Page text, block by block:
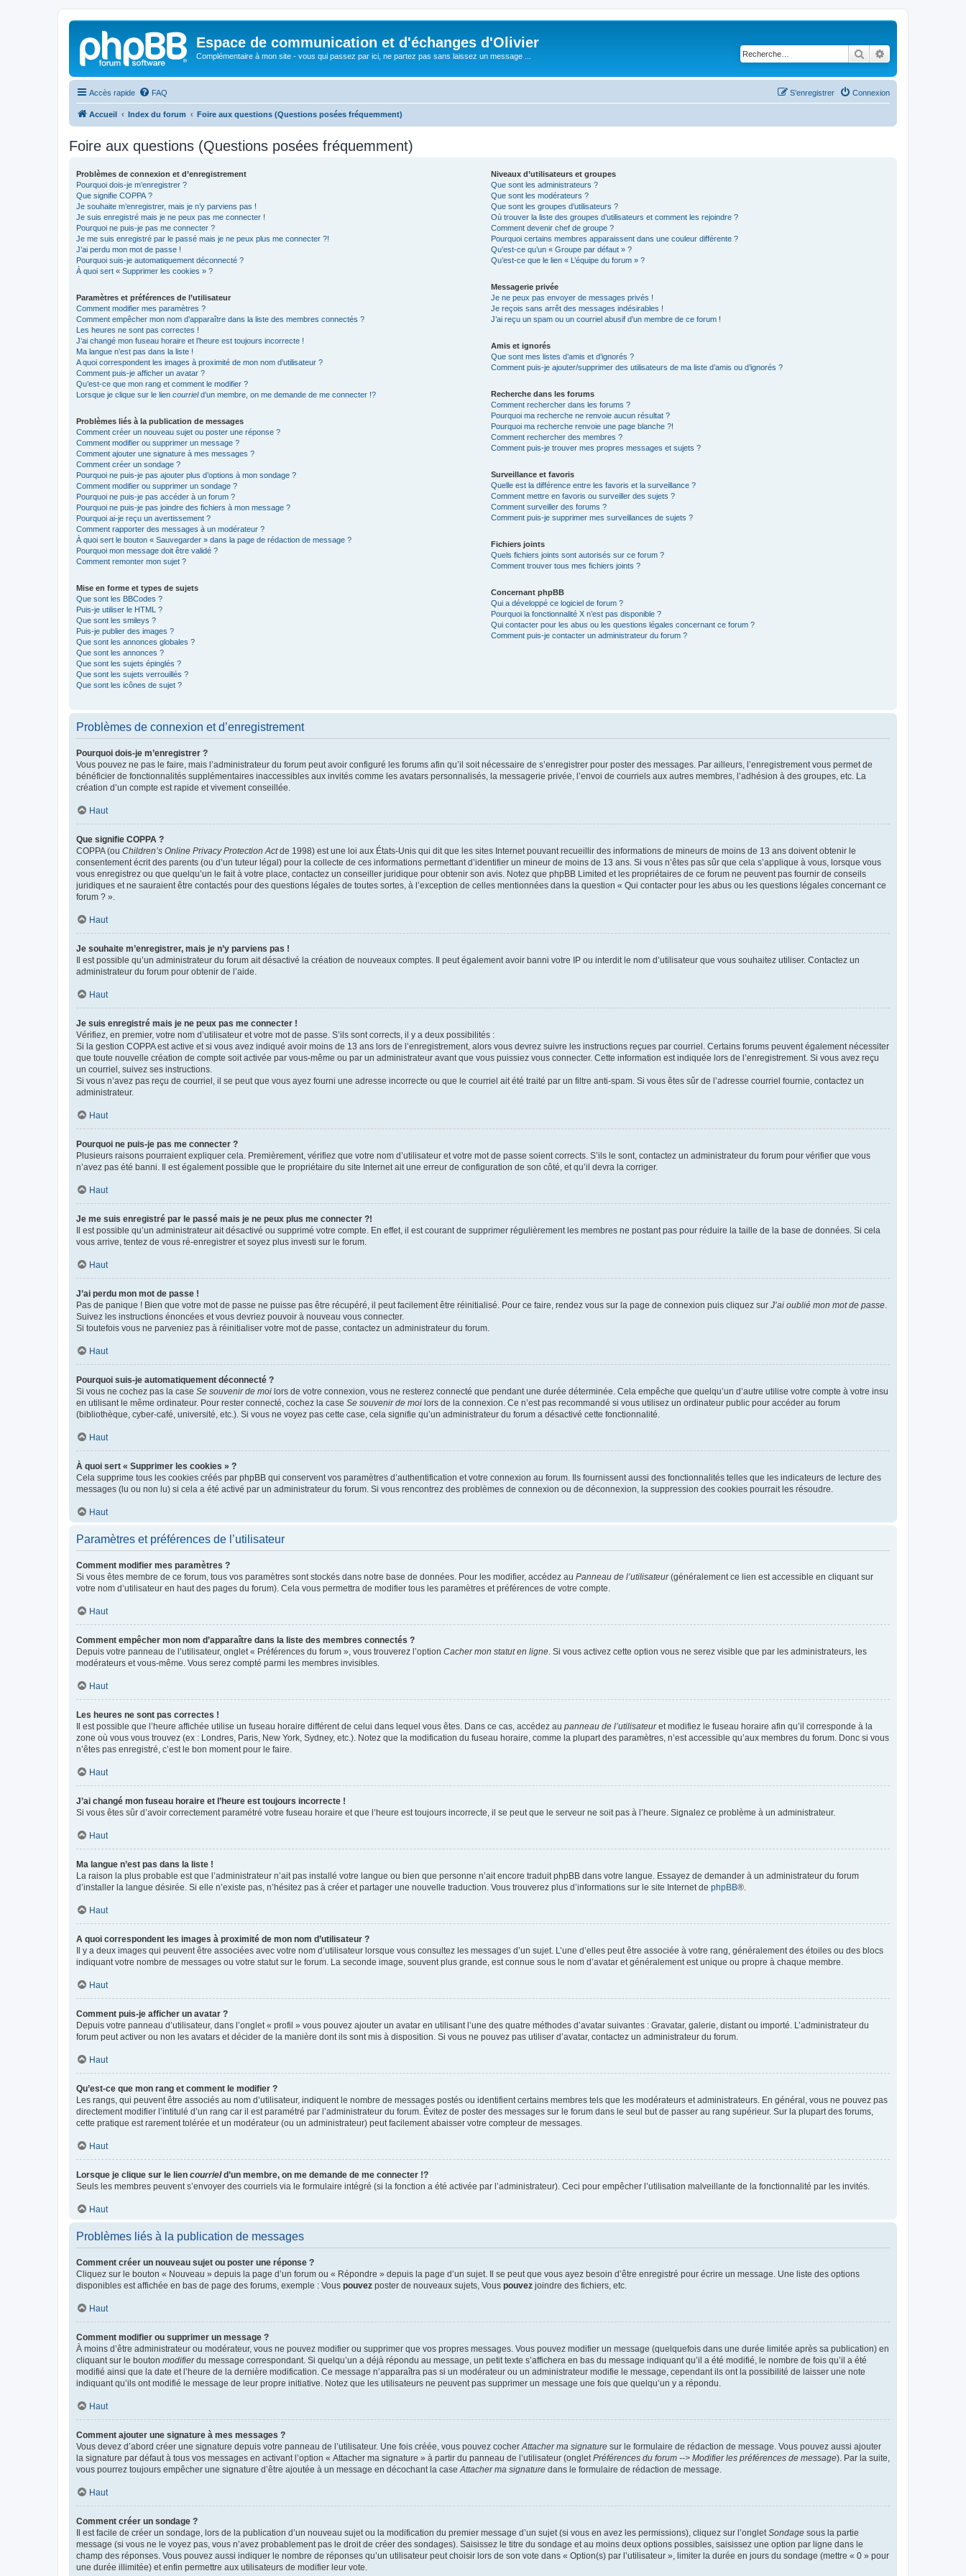
Espace de communication et d'échanges d'Olivier
Complémentaire à mon site - vous qui passez par ici, ne partez pas sans laissez un message ... Rechercher
Accès rapide FAQ Connexion
S’enregistrer
Accueil Index du forum Foire aux questions (Questions posées fréquemment)
Foire aux questions (Questions posées fréquemment)
Problèmes de connexion et d’enregistrement
Pourquoi dois-je m’enregistrer ?
Que signifie COPPA ?
Je souhaite m’enregistrer, mais je n’y parviens pas !
Je suis enregistré mais je ne peux pas me connecter !
Pourquoi ne puis-je pas me connecter ?
Je me suis enregistré par le passé mais je ne peux plus me connecter ?!
J’ai perdu mon mot de passe !
Pourquoi suis-je automatiquement déconnecté ?
À quoi sert « Supprimer les cookies » ?
Paramètres et préférences de l’utilisateur
Comment modifier mes paramètres ?
Comment empêcher mon nom d’apparaître dans la liste des membres connectés ?
Les heures ne sont pas correctes !
J’ai changé mon fuseau horaire et l’heure est toujours incorrecte !
Ma langue n’est pas dans la liste !
A quoi correspondent les images à proximité de mon nom d’utilisateur ?
Comment puis-je afficher un avatar ?
Qu’est-ce que mon rang et comment le modifier ?
Lorsque je clique sur le lien courrield’un membre, on me demande de me connecter !?
Problèmes liés à la publication de messages
Comment créer un nouveau sujet ou poster une réponse ?
Comment modifier ou supprimer un message ?
Comment ajouter une signature à mes messages ?
Comment créer un sondage ?
Pourquoi ne puis-je pas ajouter plus d’options à mon sondage ?
Comment modifier ou supprimer un sondage ?
Pourquoi ne puis-je pas accéder à un forum ?
Pourquoi ne puis-je pas joindre des fichiers à mon message ?
Pourquoi ai-je reçu un avertissement ?
Comment rapporter des messages à un modérateur ?
À quoi sert le bouton « Sauvegarder » dans la page de rédaction de message ?
Pourquoi mon message doit être validé ?
Comment remonter mon sujet ?
Mise en forme et types de sujets
Que sont les BBCodes ?
Puis-je utiliser le HTML ?
Que sont les smileys ?
Puis-je publier des images ?
Que sont les annonces globales ?
Que sont les annonces ?
Que sont les sujets épinglés ?
Que sont les sujets verrouillés ?
Que sont les icônes de sujet ?
Niveaux d’utilisateurs et groupes
Que sont les administrateurs ?
Que sont les modérateurs ?
Que sont les groupes d’utilisateurs ?
Où trouver la liste des groupes d’utilisateurs et comment les rejoindre ?
Comment devenir chef de groupe ?
Pourquoi certains membres apparaissent dans une couleur différente ?
Qu’est-ce qu’un « Groupe par défaut » ?
Qu’est-ce que le lien « L’équipe du forum » ?
Messagerie privée
Je ne peux pas envoyer de messages privés !
Je reçois sans arrêt des messages indésirables !
J’ai reçu un spam ou un courriel abusif d’un membre de ce forum !
Amis et ignorés
Que sont mes listes d’amis et d’ignorés ?
Comment puis-je ajouter/supprimer des utilisateurs de ma liste d’amis ou d’ignorés ?
Recherche dans les forums
Comment rechercher dans les forums ?
Pourquoi ma recherche ne renvoie aucun résultat ?
Pourquoi ma recherche renvoie une page blanche ?!
Comment rechercher des membres ?
Comment puis-je trouver mes propres messages et sujets ?
Surveillance et favoris
Quelle est la différence entre les favoris et la surveillance ?
Comment mettre en favoris ou surveiller des sujets ?
Comment surveiller des forums ?
Comment puis-je supprimer mes surveillances de sujets ?
Fichiers joints
Quels fichiers joints sont autorisés sur ce forum ?
Comment trouver tous mes fichiers joints ?
Concernant phpBB
Qui a développé ce logiciel de forum ?
Pourquoi la fonctionnalité X n’est pas disponible ?
Qui contacter pour les abus ou les questions légales concernant ce forum ?
Comment puis-je contacter un administrateur du forum ?
Problèmes de connexion et d’enregistrement
Pourquoi dois-je m’enregistrer ?
Vous pouvez ne pas le faire, mais l’administrateur du forum peut avoir configuré les forums afin qu’il soit nécessaire de s’enregistrer pour poster des messages. Par ailleurs, l’enregistrement vous permet de
bénéficier de fonctionnalités supplémentaires inaccessibles aux invités comme les avatars personnalisés, la messagerie privée, l’envoi de courriels aux autres membres, l’adhésion à des groupes, etc. La
création d’un compte est rapide et vivement conseillée.
Haut
Que signifie COPPA ?
COPPA (ou Children’s Online Privacy Protection Actde 1998) est une loi aux États-Unis qui dit que les sites Internet pouvant recueillir des informations de mineurs de moins de 13 ans doivent obtenir le
consentement écrit des parents (ou d’un tuteur légal) pour la collecte de ces informations permettant d’identifier un mineur de moins de 13 ans. Si vous n’êtes pas sûr que cela s’applique à vous, lorsque vous
vous enregistrez ou que quelqu’un le fait à votre place, contactez un conseiller juridique pour obtenir son avis. Notez que phpBB Limited et les propriétaires de ce forum ne peuvent pas fournir de conseils
juridiques et ne sauraient être contactés pour des questions légales de toutes sortes, à l’exception de celles mentionnées dans la question « Qui contacter pour les abus ou les questions légales concernant ce
forum ? ».
Haut
Je souhaite m’enregistrer, mais je n’y parviens pas !
Il est possible qu’un administrateur du forum ait désactivé la création de nouveaux comptes. Il peut également avoir banni votre IP ou interdit le nom d’utilisateur que vous souhaitez utiliser. Contactez un
administrateur du forum pour obtenir de l’aide.
Haut
Je suis enregistré mais je ne peux pas me connecter !
Vérifiez, en premier, votre nom d’utilisateur et votre mot de passe. S’ils sont corrects, il y a deux possibilités :
Si la gestion COPPA est active et si vous avez indiqué avoir moins de 13 ans lors de l’enregistrement, alors vous devrez suivre les instructions reçues par courriel. Certains forums peuvent également nécessiter
que toute nouvelle création de compte soit activée par vous-même ou par un administrateur avant que vous puissiez vous connecter. Cette information est indiquée lors de l’enregistrement. Si vous avez reçu
un courriel, suivez ses instructions.
Si vous n’avez pas reçu de courriel, il se peut que vous ayez fourni une adresse incorrecte ou que le courriel ait été traité par un filtre anti-spam. Si vous êtes sûr de l’adresse courriel fournie, contactez un
administrateur.
Haut
Pourquoi ne puis-je pas me connecter ?
Plusieurs raisons pourraient expliquer cela. Premièrement, vérifiez que votre nom d’utilisateur et votre mot de passe soient corrects. S’ils le sont, contactez un administrateur du forum pour vérifier que vous
n’avez pas été banni. Il est également possible que le propriétaire du site Internet ait une erreur de configuration de son côté, et qu’il devra la corriger.
Haut
Je me suis enregistré par le passé mais je ne peux plus me connecter ?!
Il est possible qu’un administrateur ait désactivé ou supprimé votre compte. En effet, il est courant de supprimer régulièrement les membres ne postant pas pour réduire la taille de la base de données. Si cela
vous arrive, tentez de vous ré-enregistrer et soyez plus investi sur le forum.
Haut
J’ai perdu mon mot de passe !
Pas de panique ! Bien que votre mot de passe ne puisse pas être récupéré, il peut facilement être réinitialisé. Pour ce faire, rendez vous sur la page de connexion puis cliquez sur J’ai oublié mon mot de passe
Suivez les instructions énoncées et vous devriez pouvoir à nouveau vous connecter.
Si toutefois vous ne parveniez pas à réinitialiser votre mot de passe, contactez un administrateur du forum.
Haut
Pourquoi suis-je automatiquement déconnecté ?
Si vous ne cochez pas la case Se souvenir de moi lors de votre connexion, vous ne resterez connecté que pendant une durée déterminée. Cela empêche que quelqu’un d’autre utilise votre compte à votre insu
en utilisant le même ordinateur. Pour rester connecté, cochez la case Se souvenir de moi lors de la connexion. Ce n’est pas recommandé si vous utilisez un ordinateur public pour accéder au forum
(bibliothèque, cyber-café, université, etc.). Si vous ne voyez pas cette case, cela signifie qu’un administrateur du forum a désactivé cette fonctionnalité.
Haut
À quoi sert « Supprimer les cookies » ?
Cela supprime tous les cookies créés par phpBB qui conservent vos paramètres d’authentification et votre connexion au forum. Ils fournissent aussi des fonctionnalités telles que les indicateurs de lecture des
messages (lu ou non lu) si cela a été activé par un administrateur du forum. Si vous rencontrez des problèmes de connexion ou de déconnexion, la suppression des cookies pourrait les résoudre.
Haut
Paramètres et préférences de l’utilisateur
Comment modifier mes paramètres ?
Si vous êtes membre de ce forum, tous vos paramètres sont stockés dans notre base de données. Pour les modifier, accédez au Panneau de l’utilisateur(généralement ce lien est accessible en cliquant sur
votre nom d’utilisateur en haut des pages du forum). Cela vous permettra de modifier tous les paramètres et préférences de votre compte.
Haut
Comment empêcher mon nom d’apparaître dans la liste des membres connectés ?
Depuis votre panneau de l’utilisateur, onglet « Préférences du forum », vous trouverez l’option Cacher mon statut en ligne . Si vous activez cette option vous ne serez visible que par les administrateurs, les
modérateurs et vous-même. Vous serez compté parmi les membres invisibles.
Haut
Les heures ne sont pas correctes !
Il est possible que l’heure affichée utilise un fuseau horaire différent de celui dans lequel vous êtes. Dans ce cas, accédez au panneau de l’utilisateuret modifiez le fuseau horaire afin qu’il corresponde à la
zone où vous vous trouvez (ex : Londres, Paris, New York, Sydney, etc.). Notez que la modification du fuseau horaire, comme la plupart des paramètres, n’est accessible qu’aux membres du forum. Donc si vous
n’êtes pas enregistré, c’est le bon moment pour le faire.
Haut
J’ai changé mon fuseau horaire et l’heure est toujours incorrecte !
Si vous êtes sûr d’avoir correctement paramétré votre fuseau horaire et que l’heure est toujours incorrecte, il se peut que le serveur ne soit pas à l’heure. Signalez ce problème à un administrateur.
Haut
Ma langue n’est pas dans la liste !
La raison la plus probable est que l’administrateur n’ait pas installé votre langue ou bien que personne n’ait encore traduit phpBB dans votre langue. Essayez de demander à un administrateur du forum
d’installer la langue désirée. Si elle n’existe pas, n’hésitez pas à créer et partager une nouvelle traduction. Vous trouverez plus d’informations sur le site Internet de phpBB®.
Haut
A quoi correspondent les images à proximité de mon nom d’utilisateur ?
Il y a deux images qui peuvent être associées avec votre nom d’utilisateur lorsque vous consultez les messages d’un sujet. L’une d’elles peut être associée à votre rang, généralement des étoiles ou des blocs
indiquant votre nombre de messages ou votre statut sur le forum. La seconde image, souvent plus grande, est connue sous le nom d’avatar et généralement est unique ou propre à chaque membre.
Haut
Comment puis-je afficher un avatar ?
Depuis votre panneau d’utilisateur, dans l’onglet « profil » vous pouvez ajouter un avatar en utilisant l’une des quatre méthodes d’avatar suivantes : Gravatar, galerie, distant ou importé. L’administrateur du
forum peut activer ou non les avatars et décider de la manière dont ils sont mis à disposition. Si vous ne pouvez pas utiliser d’avatar, contactez un administrateur du forum.
Haut
Qu’est-ce que mon rang et comment le modifier ?
Les rangs, qui peuvent être associés au nom d’utilisateur, indiquent le nombre de messages postés ou identifient certains membres tels que les modérateurs et administrateurs. En général, vous ne pouvez pas
directement modifier l’intitulé d’un rang car il est paramétré par l’administrateur du forum. Évitez de poster des messages sur le forum dans le seul but de passer au rang supérieur. Sur la plupart des forums,
cette pratique est rarement tolérée et un modérateur (ou un administrateur) peut facilement abaisser votre compteur de messages.
Haut
Lorsque je clique sur le lien courrield’un membre, on me demande de me connecter !?
Seuls les membres peuvent s’envoyer des courriels via le formulaire intégré (si la fonction a été activée par l’administrateur). Ceci pour empêcher l’utilisation malveillante de la fonctionnalité par les invités.
Haut
Problèmes liés à la publication de messages
Comment créer un nouveau sujet ou poster une réponse ?
Cliquez sur le bouton « Nouveau » depuis la page d’un forum ou « Répondre » depuis la page d’un sujet. Il se peut que vous ayez besoin d’être enregistré pour écrire un message. Une liste des options
disponibles est affichée en bas de page des forums, exemple : Vous pouvez poster de nouveaux sujets, Vous pouvez joindre des fichiers, etc.
Haut
Comment modifier ou supprimer un message ?
À moins d’être administrateur ou modérateur, vous ne pouvez modifier ou supprimer que vos propres messages. Vous pouvez modifier un message (quelquefois dans une durée limitée après sa publication) en
cliquant sur le bouton modifierdu message correspondant. Si quelqu’un a déjà répondu au message, un petit texte s’affichera en bas du message indiquant qu’il a été modifié, le nombre de fois qu’il a été
modifié ainsi que la date et l’heure de la dernière modification. Ce message n’apparaîtra pas si un modérateur ou un administrateur modifie le message, cependant ils ont la possibilité de laisser une note
indiquant qu’ils ont modifié le message de leur propre initiative. Notez que les utilisateurs ne peuvent pas supprimer un message une fois que quelqu’un y a répondu.
Haut
Comment ajouter une signature à mes messages ?
Vous devez d’abord créer une signature depuis votre panneau de l’utilisateur. Une fois créée, vous pouvez cocher Attacher ma signature sur le formulaire de rédaction de message. Vous pouvez aussi ajouter
la signature par défaut à tous vos messages en activant l’option « Attacher ma signature » à partir du panneau de l’utilisateur (onglet Préférences du forum --> Modifier les préférences de message). Par la suite,
vous pourrez toujours empêcher une signature d’être ajoutée à un message en décochant la case Attacher ma signature dans le formulaire de rédaction de message.
Haut
Comment créer un sondage ?
Il est facile de créer un sondage, lors de la publication d’un nouveau sujet ou la modification du premier message d’un sujet (si vous en avez les permissions), cliquez sur l’onglet Sondage sous la partie
message (si vous ne le voyez pas, vous n’avez probablement pas le droit de créer des sondages). Saisissez le titre du sondage et au moins deux options possibles, saisissez une option par ligne dans le
champ des réponses. Vous pouvez aussi indiquer le nombre de réponses qu’un utilisateur peut choisir lors de son vote dans « Option(s) par l’utilisateur », limiter la durée en jours du sondage (mettre « 0 » pour
une durée illimitée) et enfin permettre aux utilisateurs de modifier leur vote.